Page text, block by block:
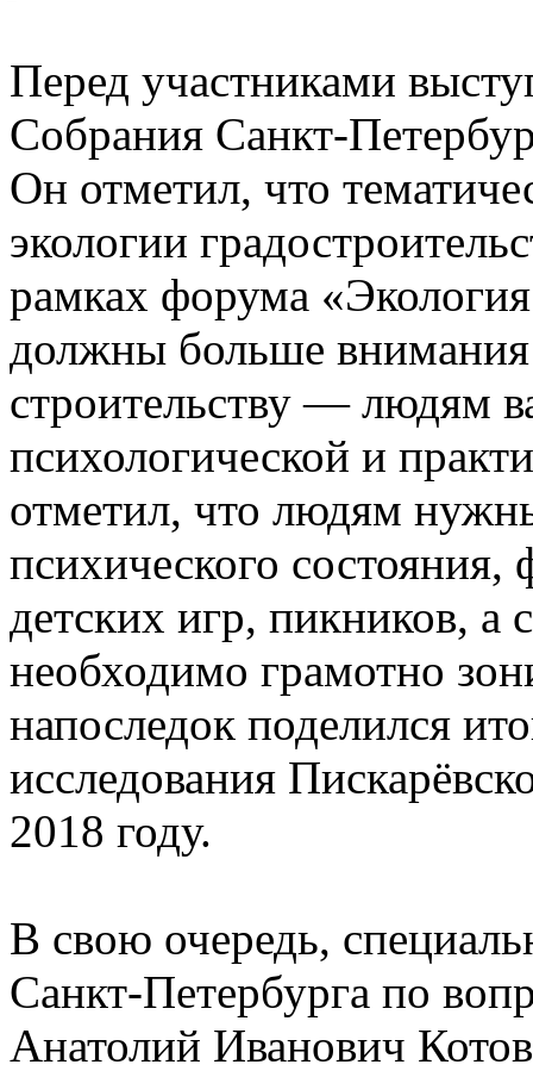
Перед участниками
Собрания Санкт-
Он отметил, что
экологии
рамках форума
должны больше внимания
строительству — людям
психологической и
отметил, что людям
психического состояния,
детских игр, пикников, а
необходимо грамотно
напоследок поделился
исследования
2018 году.
В свою очередь,
Санкт-Петербурга по
Анатолий Иванович